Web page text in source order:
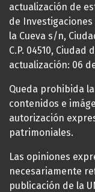
actualización de
de
la Cueva s/n,
C.P. 04510, Ciudad
actualización: 06
Queda prohibida
contenidos e
autorización
patrimoniales.
Las opiniones
necesariamente
publicación de la